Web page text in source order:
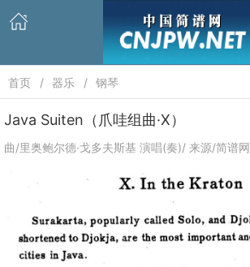
首页 器乐 钢琴
Java Suiten（爪哇组曲·Ⅹ）
曲/里奥鲍尔德·戈多夫斯基 演唱(奏)/ 来源/简谱网